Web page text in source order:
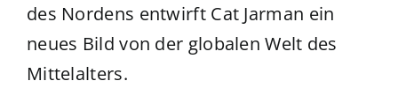
des Nordens entwirft Cat Jarman ein
neues Bild von der globalen Welt des
Mittelalters.